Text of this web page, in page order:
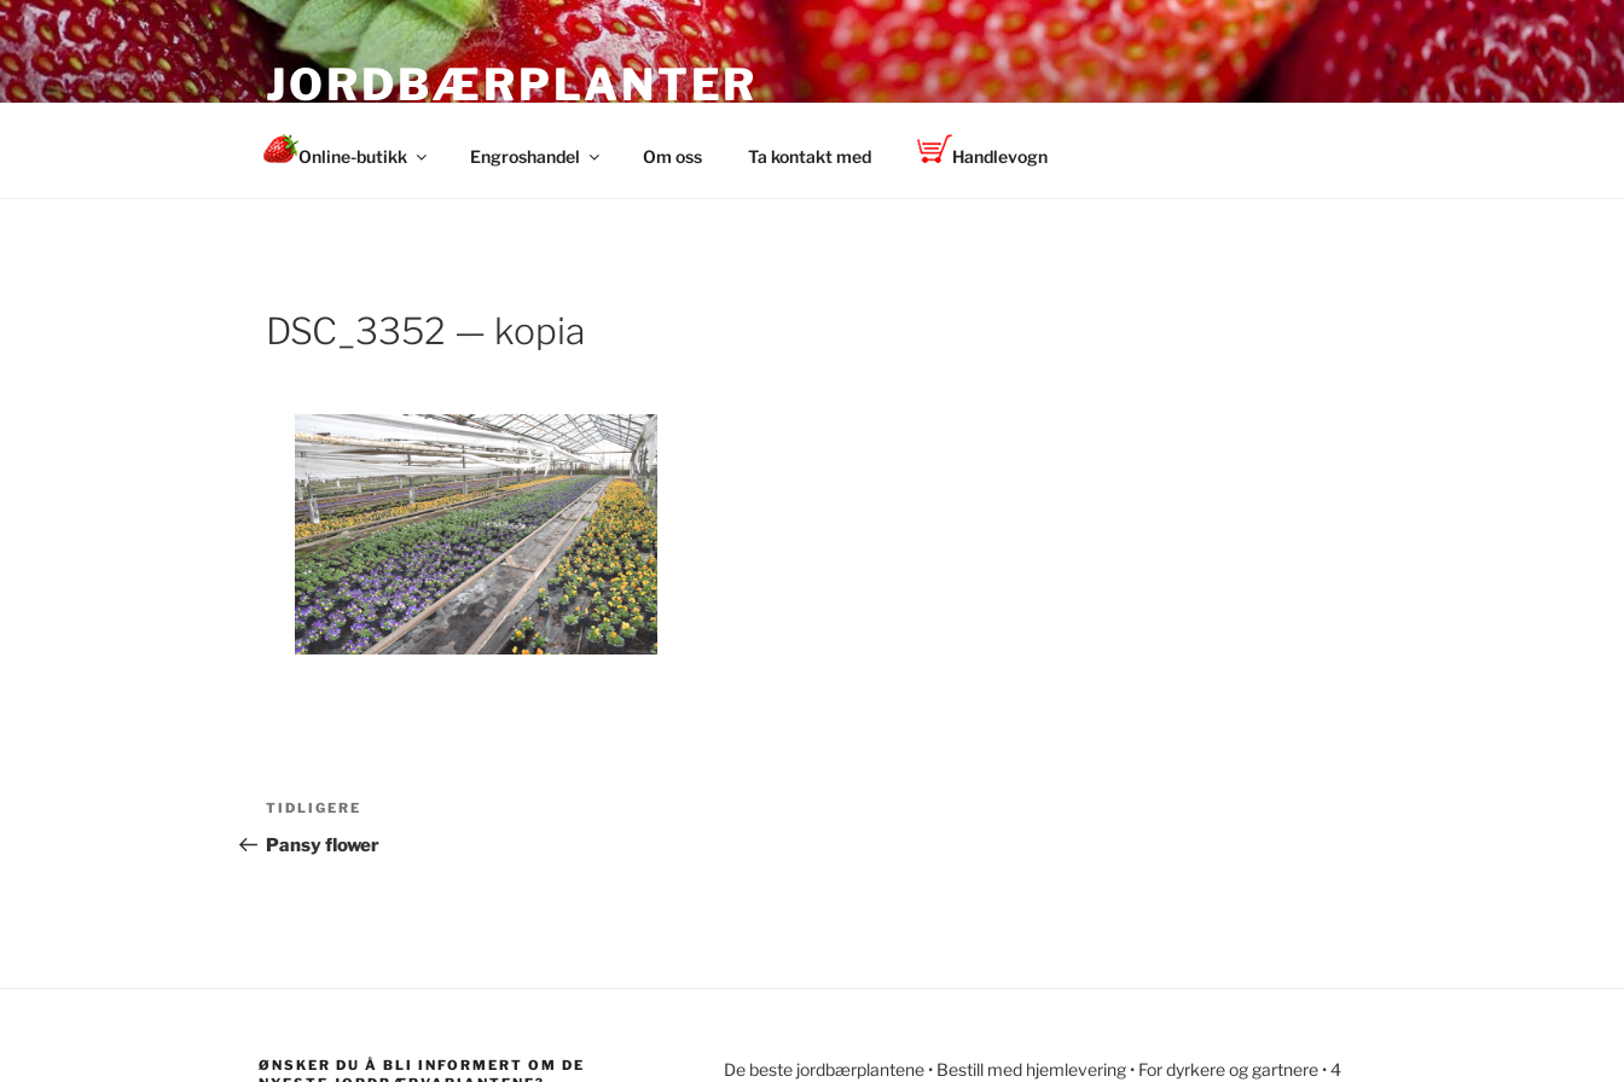
Gå
til
innhold
JORDBÆRPLANTER
Online-butikk Engroshandel Om oss Ta kontakt med Handlevogn
DSC_3352 — kopia
Innleggsnavigasjon
Forrige
innlegg
TIDLIGERE
Pansy flower
ØNSKER DU Å BLI INFORMERT OM DE
De beste jordbærplantene • Bestill med hjemlevering • For dyrkere og gartnere • 4